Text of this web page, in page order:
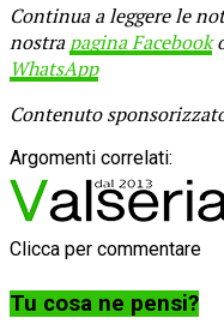
Continua a leggere le
nostrapagina Facebook
WhatsApp
Contenuto
Argomenti correlati:
Clicca per commentare
Tu cosa ne pensi?